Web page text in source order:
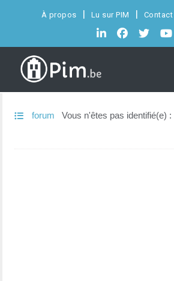
À propos Lu sur PIM Contact
forum Vous n'êtes pas identifié(e) :